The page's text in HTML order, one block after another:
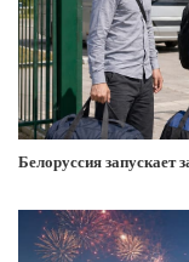
Белоруссия